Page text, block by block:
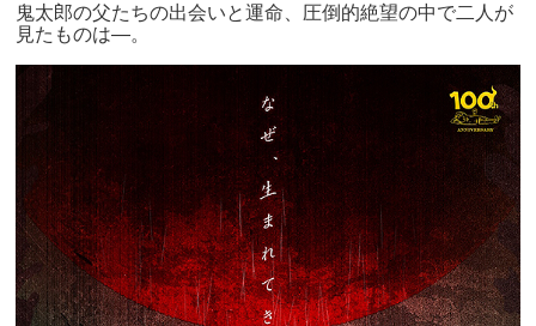
鬼太郎の父たちの出会いと運命、圧倒的絶望の中で二人が
見たものは―。